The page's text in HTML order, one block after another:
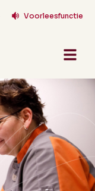
Voorleesfunctie